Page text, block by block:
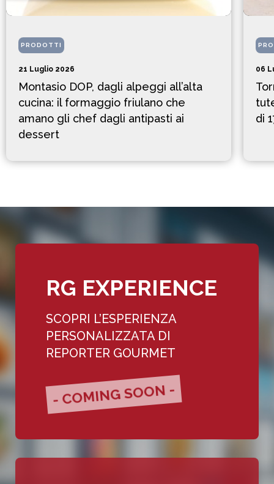
PRODOTTI
21 Luglio 2026
Montasio DOP, dagli alpeggi all’alta
cucina: il formaggio friulano che
amano gli chef dagli antipasti ai
dessert
06
di
RG EXPERIENCE
SCOPRI L’ESPERIENZA
PERSONALIZZATA DI
REPORTER GOURMET
- COMING SOON -